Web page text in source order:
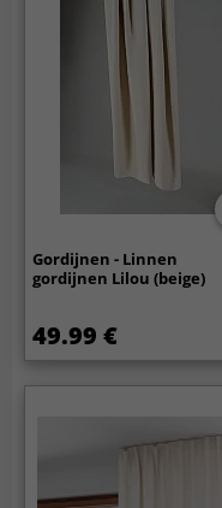
Gordijnen - Linnen
gordijnen Lilou (beige)
49.99 €